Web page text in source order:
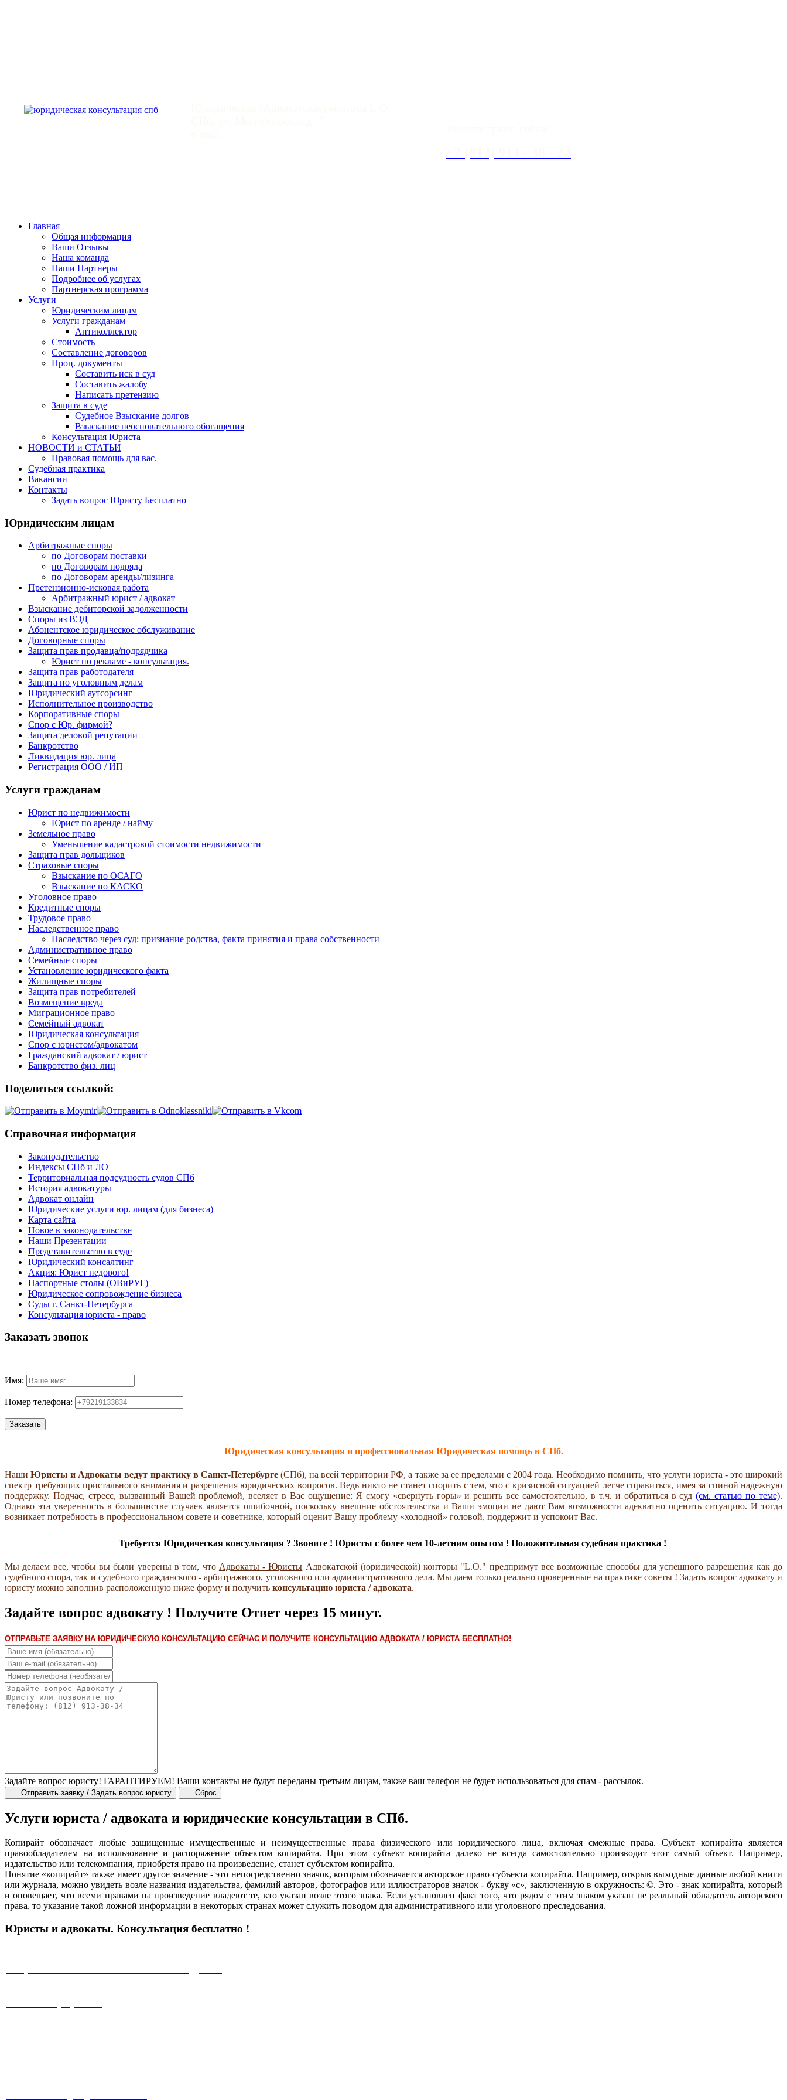
Главная
Общая информация
Ваши Отзывы
Наша команда
Наши Партнеры
Подробнее об услугах
Партнерская программа
Услуги
Юридическим лицам
Услуги гражданам
Антиколлектор
Стоимость
Составление договоров
Проц. документы
Составить иск в суд
Составить жалобу
Написать претензию
Защита в суде
Судебное Взыскание долгов
Взыскание неосновательного обогащения
Консультация Юриста
НОВОСТИ и СТАТЬИ
Правовая помощь для вас.
Судебная практика
Вакансии
Контакты
Задать вопрос Юристу Бесплатно
Юридическим лицам
Арбитражные споры
по Договорам поставки
по Договорам подряда
по Договорам аренды/лизинга
Претензионно-исковая работа
Арбитражный юрист / адвокат
Взыскание дебиторской задолженности
Споры из ВЭД
Абонентское юридическое обслуживание
Договорные споры
Защита прав продавца/подрядчика
Юрист по рекламе - консультация.
Защита прав работодателя
Защита по уголовным делам
Юридический аутсорсинг
Исполнительное производство
Корпоративные споры
Спор с Юр. фирмой?
Защита деловой репутации
Банкротство
Ликвидация юр. лица
Регистрация ООО / ИП
Услуги гражданам
Юрист по недвижимости
Юрист по аренде / найму
Земельное право
Уменьшение кадастровой стоимости недвижимости
Защита прав дольщиков
Страховые споры
Взыскание по ОСАГО
Взыскание по КАСКО
Уголовное право
Кредитные споры
Трудовое право
Наследственное право
Наследство через суд: признание родства, факта принятия и права собственности
Административное право
Семейные споры
Установление юридического факта
Жилищные споры
Защита прав потребителей
Возмещение вреда
Миграционное право
Семейный адвокат
Юридическая консультация
Спор с юристом/адвокатом
Гражданский адвокат / юрист
Банкротство физ. лиц
Поделиться ссылкой:
Справочная информация
Законодательство
Индексы СПб и ЛО
Территориальная подсудность судов СПб
История адвокатуры
Адвокат онлайн
Юридические услуги юр. лицам (для бизнеса)
Карта сайта
Новое в законодательстве
Наши Презентации
Представительство в суде
Юридический консалтинг
Акция: Юрист недорого!
Паспортные столы (ОВиРУГ)
Юридическое сопровождение бизнеса
Суды г. Санкт-Петербурга
Консультация юриста - право
Заказать звонок
Имя:
Номер телефона:
Юридическая консультация и профессиональная Юридическая помощь в СПб.
НашиЮристы и Адвокаты ведут практику в Санкт-Петербурге(СПб), на всей территории РФ, а также за ее пределами с 2004 года. Необходимо помнить, что услуги юриста - это широкий
спектр требующих пристального внимания и разрешения юридических вопросов. Ведь никто не станет спорить с тем, что с кризисной ситуацией легче справиться, имея за спиной надежную
поддержку. Подчас, стресс, вызванный Вашей проблемой, вселяет в Вас ощущение: Я смогу «свернуть горы» и решить все самостоятельно, в т.ч. и обратиться в суд(см. статью по теме).
Однако эта уверенность в большинстве случаев является ошибочной, поскольку внешние обстоятельства и Ваши эмоции не дают Вам возможности адекватно оценить ситуацию. И тогда
возникает потребность в профессиональном совете и советнике, который оценит Вашу проблему «холодной» головой, поддержит и успокоит Вас.
Требуется Юридическая консультация ? Звоните ! Юристы с более чем 10-летним опытом ! Положительная судебная практика !
Мы делаем все, чтобы вы были уверены в том, что Адвокаты - Юристы Адвокатской (юридической) конторы "L.O." предпримут все возможные способы для успешного разрешения как до
судебного спора, так и судебного гражданского - арбитражного, уголовного или административного дела.Мы даем только реально проверенные на практике советы ! Задать вопрос адвокату и
юристу можно заполнив расположенную ниже форму и получить консультацию юриста / адвоката.
Задайте вопрос адвокату ! Получите Ответ через 15 минут.
ОТПРАВЬТЕ ЗАЯВКУ НА ЮРИДИЧЕСКУЮ КОНСУЛЬТАЦИЮ СЕЙЧАС И ПОЛУЧИТЕ КОНСУЛЬТАЦИЮ АДВОКАТА / ЮРИСТА БЕСПЛАТНО!
Задайте вопрос юристу! ГАРАНТИРУЕМ! Ваши контакты не будут переданы третьим лицам, также ваш телефон не будет использоваться для спам - рассылок.
Отправить заявку / Задать вопрос юристу Сброс
Услуги юриста / адвоката и юридические консультации в СПб.
Копирайт обозначает любые защищенные имущественные и неимущественные права физического или юридического лица, включая смежные права. Субъект копирайта является
правообладателем на использование и распоряжение объектом копирайта. При этом субъект копирайта далеко не всегда самостоятельно производит этот самый объект. Например,
издательство или телекомпания, приобретя право на произведение, станет субъектом копирайта.
Понятие «копирайт» также имеет другое значение - это непосредственно значок, которым обозначается авторское право субъекта копирайта. Например, открыв выходные данные любой книги
или журнала, можно увидеть возле названия издательства, фамилий авторов, фотографов или иллюстраторов значок - букву «с», заключенную в окружность: ©. Это - знак копирайта, который
и оповещает, что всеми правами на произведение владеют те, кто указан возле этого знака. Если установлен факт того, что рядом с этим знаком указан не реальный обладатель авторского
права, то указание такой ложной информации в некоторых странах может служить поводом для административного или уголовного преследования.
Юристы и адвокаты. Консультация бесплатно !